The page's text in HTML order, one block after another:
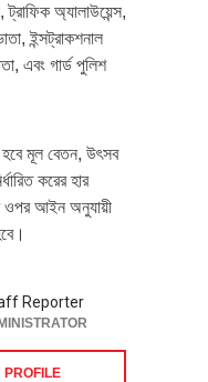
ট্রাফিক অ্যালাউয়েন্স,
ইন্সট্রাকশনাল
এবং গার্ড পুলিশ
মূল বেতন, উৎসব
করের হার
ওপর আইন অনুযায়ী
Reporter
PROFILE